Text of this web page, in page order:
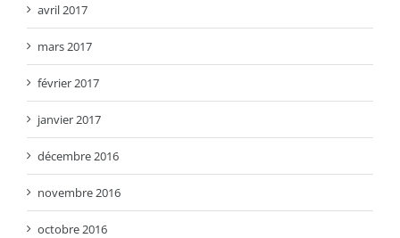
avril 2017
mars 2017
février 2017
janvier 2017
décembre 2016
novembre 2016
octobre 2016